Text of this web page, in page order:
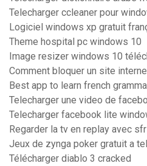
Telecharger ccleaner pour
Logiciel windows xp gratuit
Theme hospital pc windows 10
Image resizer windows 10
Comment bloquer un site
Best app to learn french
Telecharger une video de
Telecharger facebook lite
Regarder la tv en replay avec sfr
Jeux de zynga poker gratuit a
Télécharger diablo 3 cracked